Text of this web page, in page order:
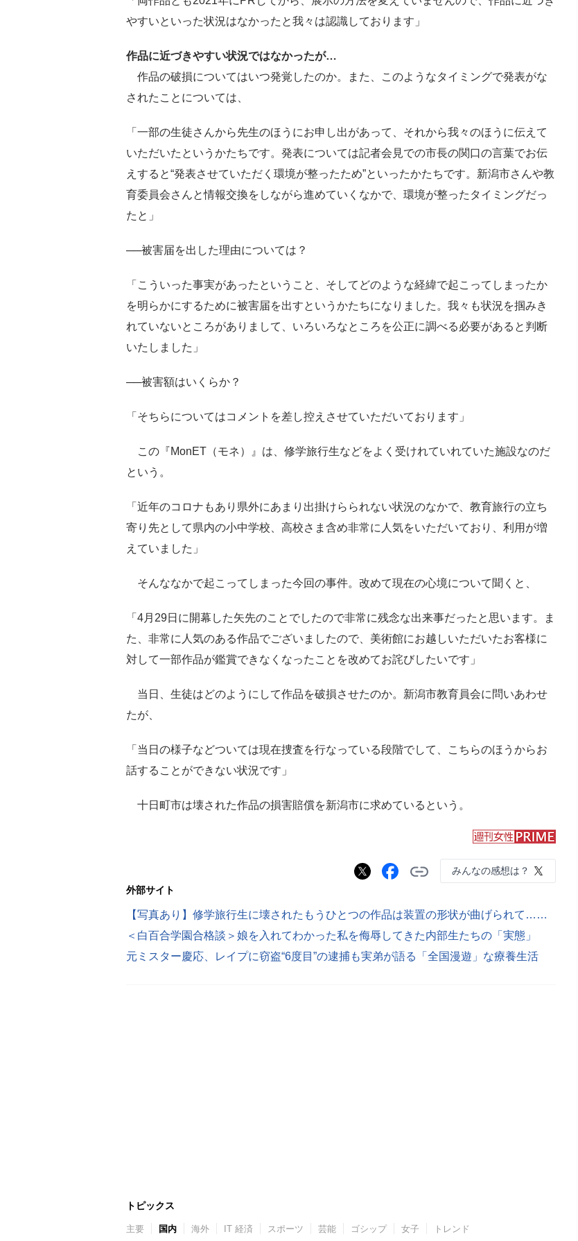
やすいといった状況はなかったと我々は認識しております」
作品に近づきやすい状況ではなかったが…
作品の破損についてはいつ発覚したのか。また、このようなタイミングで発表がな
されたことについては、
「一部の生徒さんから先生のほうにお申し出があって、それから我々のほうに伝えて
いただいたというかたちです。発表については記者会見での市長の関口の言葉でお伝
えすると“発表させていただく環境が整ったため”といったかたちです。新潟市さんや教
育委員会さんと情報交換をしながら進めていくなかで、環境が整ったタイミングだっ
たと」
──被害届を出した理由については？
「こういった事実があったということ、そしてどのような経緯で起こってしまったか
を明らかにするために被害届を出すというかたちになりました。我々も状況を掴みき
れていないところがありまして、いろいろなところを公正に調べる必要があると判断
いたしました」
──被害額はいくらか？
「そちらについてはコメントを差し控えさせていただいております」
この『MonET（モネ）』は、修学旅行生などをよく受けれていれていた施設なのだ
という。
「近年のコロナもあり県外にあまり出掛けらられない状況のなかで、教育旅行の立ち
寄り先として県内の小中学校、高校さま含め非常に人気をいただいており、利用が増
えていました」
そんななかで起こってしまった今回の事件。改めて現在の心境について聞くと、
「4月29日に開幕した矢先のことでしたので非常に残念な出来事だったと思います。ま
た、非常に人気のある作品でございましたので、美術館にお越しいただいたお客様に
対して一部作品が鑑賞できなくなったことを改めてお詫びしたいです」
当日、生徒はどのようにして作品を破損させたのか。新潟市教育員会に問いあわせ
たが、
「当日の様子などついては現在捜査を行なっている段階でして、こちらのほうからお
話することができない状況です」
十日町市は壊された作品の損害賠償を新潟市に求めているという。
みんなの感想は？
外部サイト
【写真あり】修学旅行生に壊されたもうひとつの作品は装置の形状が曲げられて……
＜白百合学園合格談＞娘を入れてわかった私を侮辱してきた内部生たちの「実態」
元ミスター慶応、レイプに窃盗“6度目”の逮捕も実弟が語る「全国漫遊」な療養生活
トピックス
主要 国内 海外 IT 経済 スポーツ 芸能 ゴシップ 女子 トレンド